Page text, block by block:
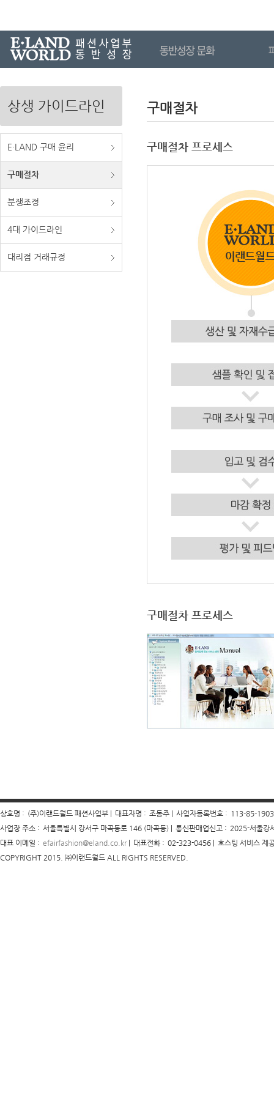
상생 가이드라인
E·LAND 구매 윤리
구매절차
분쟁조정
4대 가이드라인
대리점 거래규정
구매절차
구매절차 프로세스
구매절차 프로세스
상호명 : (주)이랜드월드 패션사업부 | 대표자명 : 조동주 | 사업자등록번호 : 113-85-
사업장 주소 : 서울특별시 강서구 마곡동로 146 (마곡동) | 통신판매업신고 : 2025-서울강
대표 이메일 : efairfashion@eland.co.kr| 대표전화 : 02-323-0456 |
호스팅 서비스 제
COPYRIGHT 2015. ㈜이랜드월드 ALL RIGHTS RESERVED.